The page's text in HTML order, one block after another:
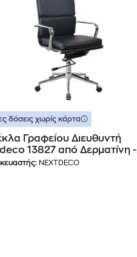
δόσεις χωρίς κάρτα
Γραφείου Διευθυντή
13827 από Δερματίνη -
NEXTDECO